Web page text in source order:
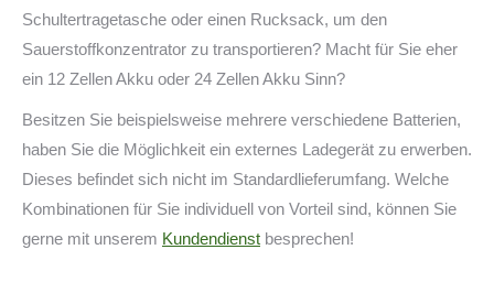
Schultertragetasche oder einen Rucksack, um den
Sauerstoffkonzentrator zu transportieren? Macht für Sie eher
ein 12 Zellen Akku oder 24 Zellen Akku Sinn?
Besitzen Sie beispielsweise mehrere verschiedene Batterien,
haben Sie die Möglichkeit ein externes Ladegerät zu erwerben.
Dieses befindet sich nicht im Standardlieferumfang. Welche
Kombinationen für Sie individuell von Vorteil sind, können Sie
gerne mit unserem Kundendienst besprechen!